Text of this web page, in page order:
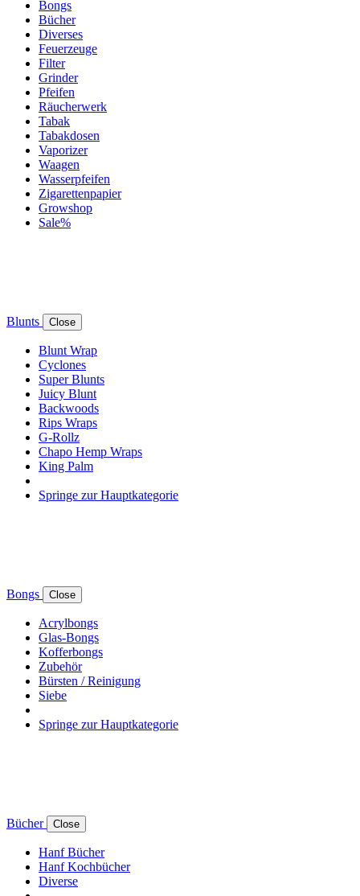
Bongs
Bücher
Diverses
Feuerzeuge
Filter
Grinder
Pfeifen
Räucherwerk
Tabak
Tabakdosen
Vaporizer
Waagen
Wasserpfeifen
Zigarettenpapier
Growshop
Sale%
Blunts Close
Blunt Wrap
Cyclones
Super Blunts
Juicy Blunt
Backwoods
Rips Wraps
G-Rollz
Chapo Hemp Wraps
King Palm
Springe zur Hauptkategorie
Bongs Close
Acrylbongs
Glas-Bongs
Kofferbongs
Zubehör
Bürsten / Reinigung
Siebe
Springe zur Hauptkategorie
Bücher Close
Hanf Bücher
Hanf Kochbücher
Diverse